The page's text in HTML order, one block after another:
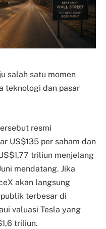
salah satu momen
teknologi dan pasar
resmi
US$135 per saham dan
triliun menjelang
mendatang. Jika
akan langsung
terbesar di
valuasi Tesla yang
triliun.